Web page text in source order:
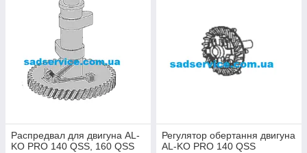
Распредвал для двигуна AL-
KO PRO 140 QSS, 160 QSS
Регулятор обертання двигуна
AL-KO PRO 140 QSS